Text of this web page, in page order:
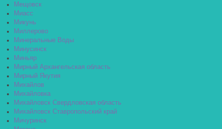
Мещовск
Миасс
Микунь
Миллерово
Минеральные Воды
Минусинск
Миньяр
Мирный Архангельская область
Мирный Якутия
Михайлов
Михайловка
Михайловск Свердловская область
Михайловск Ставропольский край
Мичуринск